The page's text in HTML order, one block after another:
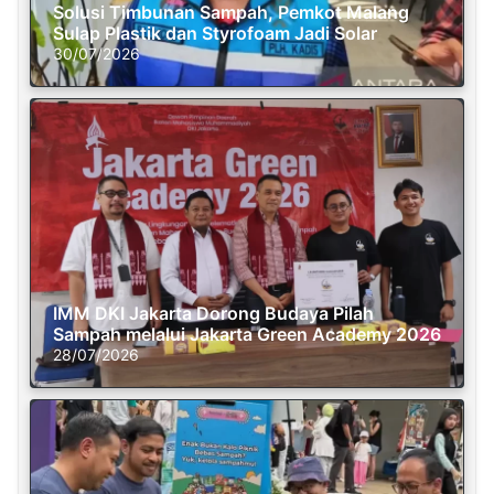
Solusi Timbunan Sampah, Pemkot Malang
Sulap Plastik dan Styrofoam Jadi Solar
30/07/2026
IMM DKI Jakarta Dorong Budaya Pilah
Sampah melalui Jakarta Green Academy 2026
28/07/2026